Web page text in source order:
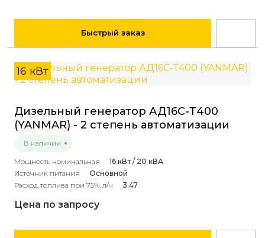
Быстрый заказ
16 кВт
Дизельный генератор АД16С-Т400
(YANMAR) - 2 степень автоматизации
В наличии
Мощность номинальная
16 кВт / 20 кВА
Источник питания
Основной
Расход топлива при 75%, л/ч
3.47
Цена по запросу